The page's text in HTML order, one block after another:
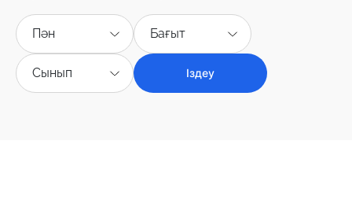
Пән Бағыт
Сынып Іздеу